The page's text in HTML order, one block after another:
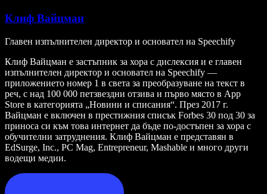
Клиф Вайцман
Главен изпълнителен директор и основател на Speechify
Клиф Вайцман е застъпник за хора с дислексия и е главен
изпълнителен директор и основател на Speechify —
приложението номер 1 в света за преобразуване на текст в
реч, с над 100 000 петзвездни отзива и първо място в App
Store в категорията „Новини и списания“. През 2017 г.
Вайцман е включен в престижния списък Forbes 30 под 30 за
приноса си към това интернет да бъде по-достъпен за хора с
обучителни затруднения. Клиф Вайцман е представян в
EdSurge, Inc., PC Mag, Entrepreneur, Mashable и много други
водещи медии.